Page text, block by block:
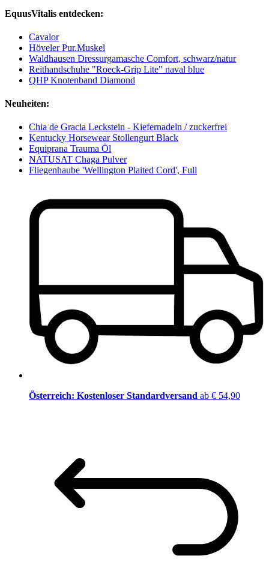
EquusVitalis entdecken:
Cavalor
Höveler Pur.Muskel
Waldhausen Dressurgamasche Comfort, schwarz/natur
Reithandschuhe "Roeck-Grip Lite" naval blue
QHP Knotenband Diamond
Neuheiten:
Chia de Gracia Leckstein - Kiefernadeln / zuckerfrei
Kentucky Horsewear Stollengurt Black
Equiprana Trauma Öl
NATUSAT Chaga Pulver
Fliegenhaube 'Wellington Plaited Cord', Full
Österreich: Kostenloser Standardversand ab € 54,90